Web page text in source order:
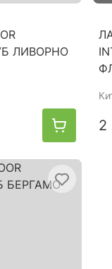
ЛИВОРНО
2